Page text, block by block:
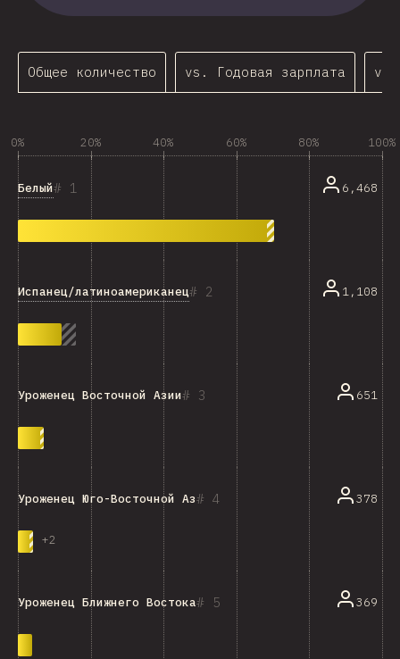
Общее количество vs. Годовая зарплата vs.
0% 20% 40% 60% 80% 100%
1
Белый 6,468
2
Испанец/латиноамериканец 1,108
3
Уроженец Восточной Азии 651
4
Уроженец Юго-Восточной Азии
+2
378
5
Уроженец Ближнего Востока 369